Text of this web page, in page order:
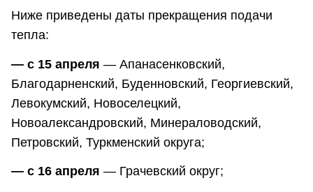
Ниже приведены даты прекращения подачи
тепла:
— с 15 апреля — Апанасенковский,
Благодарненский, Буденновский, Георгиевский,
Левокумский, Новоселецкий,
Новоалександровский, Минераловодский,
Петровский, Туркменский округа;
— с 16 апреля — Грачевский округ;